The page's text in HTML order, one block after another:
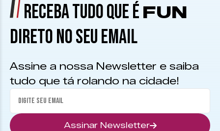
RECEBA TUDO QUE É FUN
DIRETO NO SEU EMAIL
Assine a nossa Newsletter e saiba
tudo que tá rolando na cidade!
Assinar Newsletter